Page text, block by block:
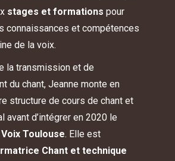
stages et formations pour
connaissances et compétences
de la voix.
la transmission et de
du chant, Jeanne monte en
structure de cours de chant et
avant d’intégrer en 2020 le
Toulouse. Elle est
Chant et technique